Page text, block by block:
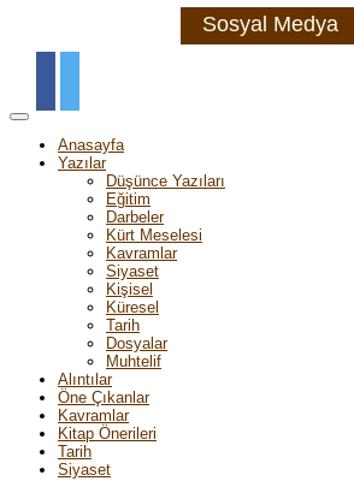
Sosyal Medya
Anasayfa
Yazılar
Düşünce Yazıları
Eğitim
Darbeler
Kürt Meselesi
Kavramlar
Siyaset
Kişisel
Küresel
Tarih
Dosyalar
Muhtelif
Alıntılar
Öne Çıkanlar
Kavramlar
Kitap Önerileri
Tarih
Siyaset